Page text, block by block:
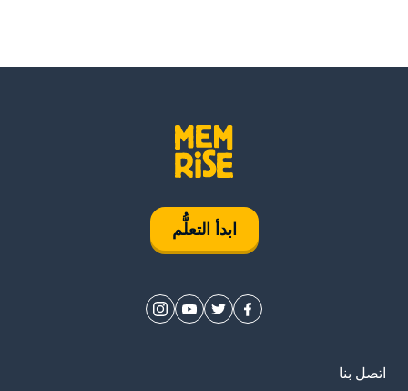
ابدأ التعلُّم
اتصل بنا